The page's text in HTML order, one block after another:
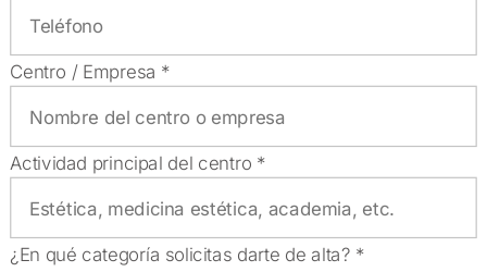
Centro / Empresa *
Actividad principal del centro *
¿En qué categoría solicitas darte de alta? *